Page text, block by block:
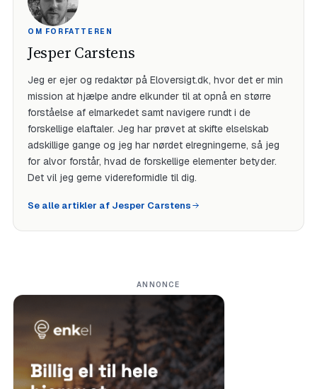
OM FORFATTEREN
Jesper Carstens
Jeg er ejer og redaktør på Eloversigt.dk, hvor det er min
mission at hjælpe andre elkunder til at opnå en større
forståelse af elmarkedet samt navigere rundt i de
forskellige elaftaler. Jeg har prøvet at skifte elselskab
adskillige gange og jeg har nørdet elregningerne, så jeg
for alvor forstår, hvad de forskellige elementer betyder.
Det vil jeg gerne videreformidle til dig.
Se alle artikler af Jesper Carstens
ANNONCE